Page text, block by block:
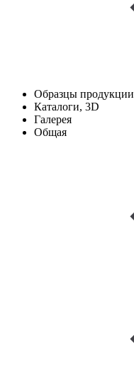
Образцы продукции
Каталоги, 3D
Галерея
Общая